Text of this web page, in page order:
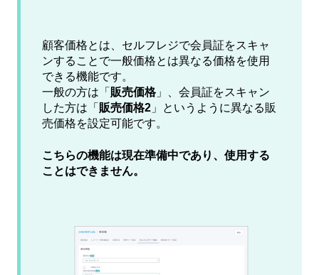
顧客価格とは、セルフレジで会員証をスキャ
ンすることで一般価格とは異なる価格を使用
できる機能です。
一般の方は「 販売価格」、会員証をスキャン
した方は「 販売価格2 」というように異なる販
売価格を設定可能です。
こちらの機能は現在準備中であり、使用する
ことはできません。